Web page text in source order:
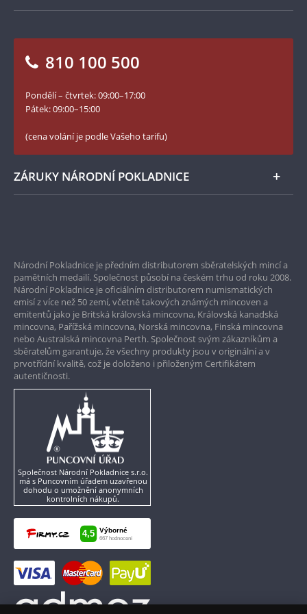
Medailéři
Numismatické novinky
Blog Pokladnice mincí
Facebook Národní Pokladnice
Twitter Národní Pokladnice
LinkedIn Národní Pokladnice
Instagram Národní Pokladnice
810 100 500
Pondělí – čtvrtek: 09:00–17:00
Pátek: 09:00–15:00
(cena volání je podle Vašeho tarifu)
ZÁRUKY NÁRODNÍ POKLADNICE
Garance nejvyšší kvality
Pouze originální produkty
Národní Pokladnice je předním distributorem sběratelských mincí a
pamětních medailí. Společnost působí na českém trhu od roku 2008.
Národní Pokladnice je oficiálním distributorem numismatických
emisí z více než 50 zemí, včetně takových známých mincoven a
emitentů jako je Britská královská mincovna, Královská kanadská
mincovna, Pařížská mincovna, Norská mincovna, Finská mincovna
nebo Australská mincovna Perth. Společnost svým zákazníkům a
sběratelům garantuje, že všechny produkty jsou v originální a v
prvotřídní kvalitě, což je doloženo i přiloženým Certifikátem
autentičnosti.
Společnost Národní Pokladnice s.r.o.
má s Puncovním úřadem uzavřenou
dohodu o umožnění anonymních
kontrolních nákupů.